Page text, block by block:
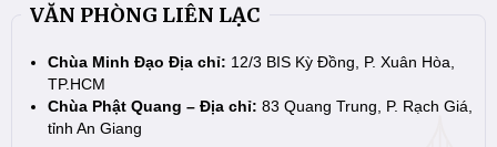
VĂN PHÒNG LIÊN LẠC
Chùa Minh Đạo Địa chỉ: 12/3 BIS Kỳ Đồng, P. Xuân Hòa,
TP.HCM
Chùa Phật Quang – Địa chỉ: 83 Quang Trung, P. Rạch Giá,
tỉnh An Giang